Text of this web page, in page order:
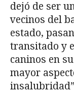
dejó de ser
vecinos del
estado,
transitado y
caninos en
mayor